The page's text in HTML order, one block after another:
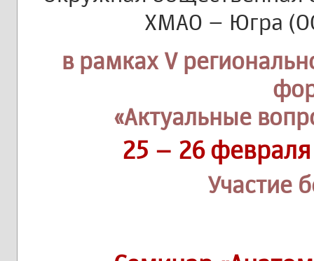
ХМАО – Югра
в рамках V
«Актуальные
25 – 26 февраля
Участие